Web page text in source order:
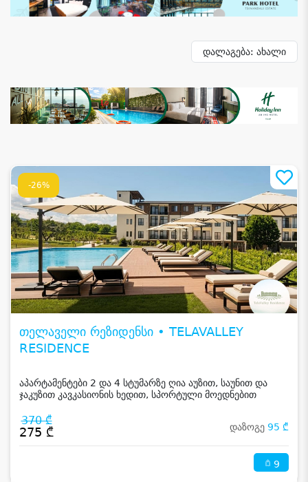
დალაგება: ახალი
-26%
თელაველი რეზიდენსი • TELAVALLEY
RESIDENCE
აპარტამენტები 2 და 4 სტუმარზე ღია აუზით, საუნით და
ჯაკუზით კავკასიონის ხედით, სპორტული მოედნებით
370 ₾
275 ₾ დაზოგე 95 ₾
9